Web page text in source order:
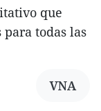
que
todas las
VNA